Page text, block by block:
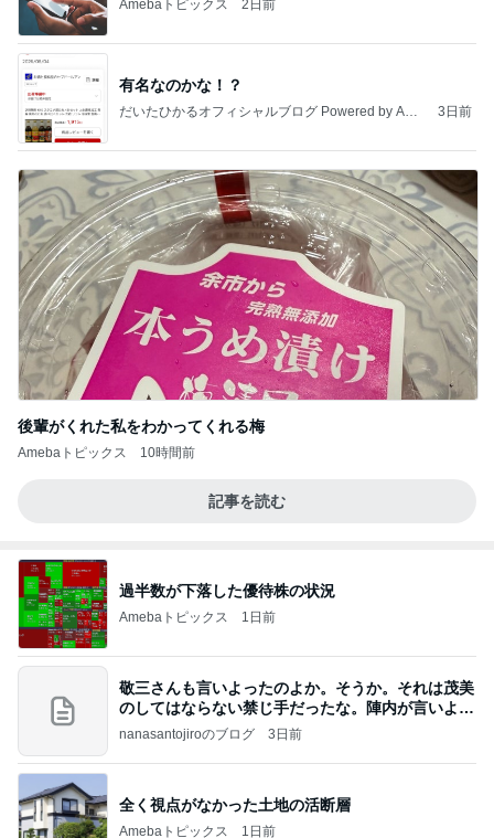
Amebaトピックス 2日前
有名なのかな！？
だいたひかるオフィシャルブログ Powered by Ame
3日前
後輩がくれた私をわかってくれる梅
Amebaトピックス 10時間前
記事を読む
過半数が下落した優待株の状況
Amebaトピックス 1日前
敬三さんも言いよったのよか。そうか。それは茂美
のしてはならない禁じ手だったな。陣内が言いよる
のよ
nanasantojiroのブログ 3日前
全く視点がなかった土地の活断層
Amebaトピックス 1日前